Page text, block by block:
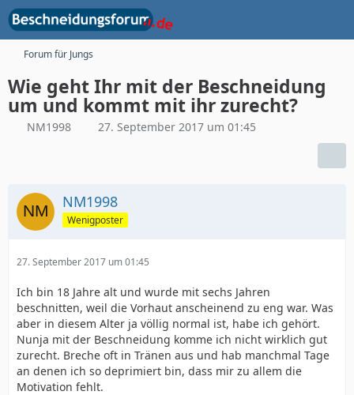
Forum für Jungs
Wie geht Ihr mit der Beschneidung
um und kommt mit ihr zurecht?
NM1998 27. September 2017 um 01:45
NM1998
Wenigposter
27. September 2017 um 01:45
Ich bin 18 Jahre alt und wurde mit sechs Jahren
beschnitten, weil die Vorhaut anscheinend zu eng war. Was
aber in diesem Alter ja völlig normal ist, habe ich gehört.
Nunja mit der Beschneidung komme ich nicht wirklich gut
zurecht. Breche oft in Tränen aus und hab manchmal Tage
an denen ich so deprimiert bin, dass mir zu allem die
Motivation fehlt.